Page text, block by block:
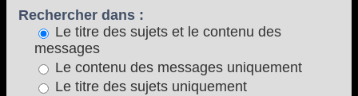
Rechercher dans :
Le titre des sujets et le contenu des
messages
Le contenu des messages uniquement
Le titre des sujets uniquement